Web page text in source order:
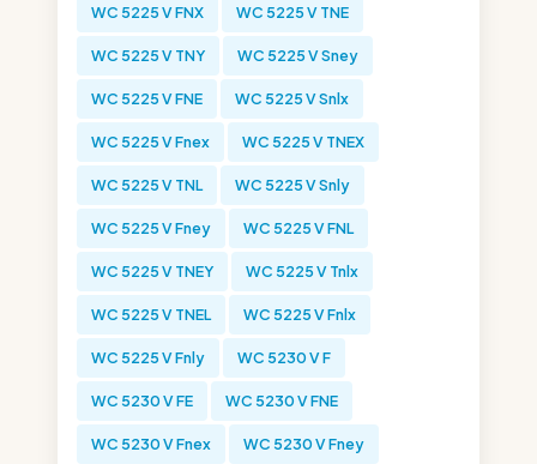
WC 5225 V FNX WC 5225 V TNE
WC 5225 V TNY WC 5225 V Sney
WC 5225 V FNE WC 5225 V Snlx
WC 5225 V Fnex WC 5225 V TNEX
WC 5225 V TNL WC 5225 V Snly
WC 5225 V Fney WC 5225 V FNL
WC 5225 V TNEY WC 5225 V Tnlx
WC 5225 V TNEL WC 5225 V Fnlx
WC 5225 V Fnly WC 5230 V F
WC 5230 V FE WC 5230 V FNE
WC 5230 V Fnex WC 5230 V Fney